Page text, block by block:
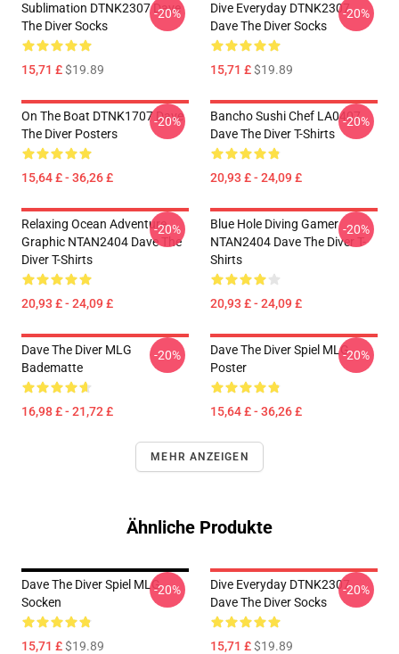
Sublimation DTNK2307 Dave
The Diver Socks
15,71 £$19.89
-20%
Dive Everyday DTNK2307
Dave The Diver Socks
15,71 £$19.89
-20%
On The Boat DTNK1707 Dave
The Diver Posters
15,64 £ - 36,26 £
-20%
Bancho Sushi Chef LA0407
Dave The Diver T-Shirts
20,93 £ - 24,09 £
-20%
Relaxing Ocean Adventure
Graphic NTAN2404 Dave The
Diver T-Shirts
20,93 £ - 24,09 £
-20%
Blue Hole Diving Gamer
NTAN2404 Dave The Diver T-
Shirts
20,93 £ - 24,09 £
-20%
Dave The Diver MLG
Badematte
16,98 £ - 21,72 £
-20%
Dave The Diver Spiel MLG
Poster
15,64 £ - 36,26 £
-20%
MEHR ANZEIGEN
Ähnliche Produkte
Dave The Diver Spiel MLG
Socken
15,71 £$19.89
-20%
Dive Everyday DTNK2307
Dave The Diver Socks
15,71 £$19.89
-20%